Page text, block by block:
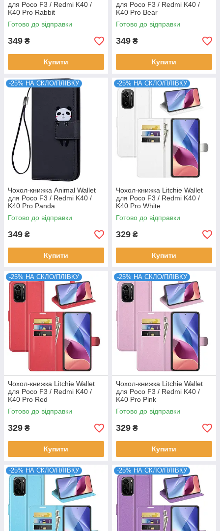
для Poco F3 / Redmi K40 /
K40 Pro Rabbit
Готово до відправки
349 ₴
Купити
для Poco F3 / Redmi K40 /
K40 Pro Bear
Готово до відправки
349 ₴
Купити
-25% НА СКЛО/ПЛІВКУ
Чохол-книжка Animal Wallet
для Poco F3 / Redmi K40 /
K40 Pro Panda
Готово до відправки
349 ₴
Купити
-25% НА СКЛО/ПЛІВКУ
Чохол-книжка Litchie Wallet
для Poco F3 / Redmi K40 /
K40 Pro White
Готово до відправки
329 ₴
Купити
-25% НА СКЛО/ПЛІВКУ
Чохол-книжка Litchie Wallet
для Poco F3 / Redmi K40 /
K40 Pro Red
Готово до відправки
329 ₴
Купити
-25% НА СКЛО/ПЛІВКУ
Чохол-книжка Litchie Wallet
для Poco F3 / Redmi K40 /
K40 Pro Pink
Готово до відправки
329 ₴
Купити
-25% НА СКЛО/ПЛІВКУ -25% НА СКЛО/ПЛІВКУ